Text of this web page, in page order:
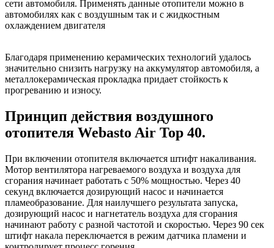
сети автомобиля. Применять данные отопители можно в
автомобилях как с воздушным так и с жидкостным
охлаждением двигателя
Благодаря применению керамических технологий удалось
значительно снизить нагрузку на аккумулятор автомобиля, а
металлокерамическая прокладка придает стойкость к
прогреванию и износу.
Принцип действия воздушного
отопителя Webasto Air Top 40.
При включении отопителя включается штифт накаливания.
Мотор вентилятора нагреваемого воздуха и воздуха для
сгорания начинает работать с 50% мощностью. Через 40
секунд включается дозирующий насос и начинается
пламеобразование. Для наилучшего результата запуска,
дозирующий насос и нагнетатель воздуха для сгорания
начинают работу с разной частотой и скоростью. Через 90 сек
штифт накала переключается в режим датчика пламени и